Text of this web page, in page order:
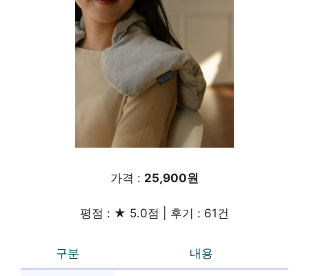
가격 : 25,900원
평점 : ★ 5.0점 | 후기 : 61건
구분 내용